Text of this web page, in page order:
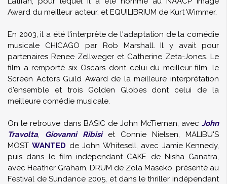
Award du meilleur acteur, et EQUILIBRIUM de Kurt Wimmer.
En 2003, il a été l'interprète de l'adaptation de la comédie
musicale CHICAGO par Rob Marshall. Il y avait pour
partenaires Renee Zellweger et Catherine Zeta-Jones. Le
film a remporté six Oscars dont celui du meilleur film, le
Screen Actors Guild Award de la meilleure interprétation
d'ensemble et trois Golden Globes dont celui de la
meilleure comédie musicale.
On le retrouve dans BASIC de John McTiernan, avec John
Travolta, Giovanni Ribisiet Connie Nielsen, MALIBU'S
MOSTWANTED de John Whitesell, avec Jamie Kennedy,
puis dans le film indépendant CAKE de Nisha Ganatra,
avec Heather Graham, DRUM de Zola Maseko, présenté au
Festival de Sundance 2005, et dans le thriller indépendant